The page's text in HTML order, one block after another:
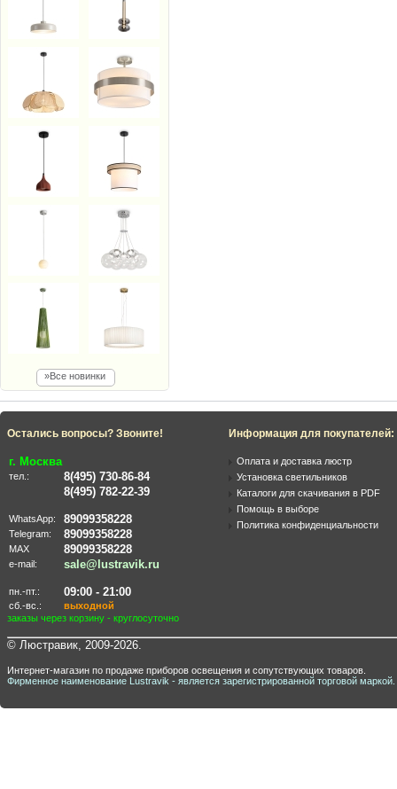
»Все новинки
Остались вопросы? Звоните!
г. Москва
тел.:
8(495) 730-86-84
8(495) 782-22-39
WhatsApp: 89099358228
Telegram: 89099358228
MAX 89099358228
e-mail: sale@lustravik.ru
пн.-пт.: 09:00 - 21:00
сб.-вс.:
выходной
заказы через корзину - круглосуточно
Информация для покупателей:
Оплата и доставка люстр
Установка светильников
Каталоги для скачивания в PDF
Помощь в выборе
Политика конфиденциальности
© Люстравик, 2009-2026.
Интернет-магазин по продаже приборов освещения и сопутствующих товаров.
Фирменное наименование Lustravik - является зарегистрированной торговой